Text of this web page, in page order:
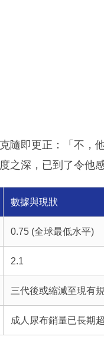
隨即更正：「不，
之深，已到了令他
數據與現狀
0.75 (全球最低水平)
2.1
三代後或縮減至現有
成人尿布銷量已長期